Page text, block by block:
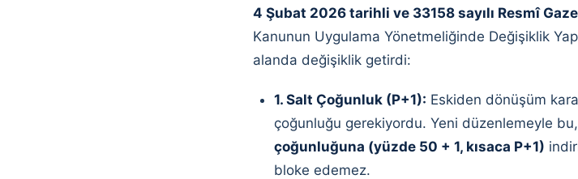
4 Şubat 2026 tarihli ve 33158 sayılı Resmî
Kanunun Uygulama Yönetmeliğinde Değişiklik
alanda değişiklik getirdi:
1. Salt Çoğunluk (P+1): Eskiden dönüşüm
çoğunluğu gerekiyordu. Yeni düzenlemeyle
çoğunluğuna (yüzde 50 + 1, kısaca P+1)
bloke edemez.